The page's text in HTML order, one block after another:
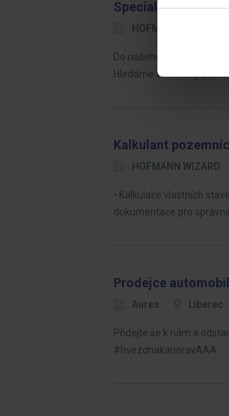
Specialista
HOFMANN WIZARD
Do našeho týmu
Hledáme technicky
Kalkulant
HOFMANN WIZARD
• Kalkulace vlastních
dokumentace pro
Prodejce
Aures Liberec
Přidejte se k nám a
#hvezdnakarieravAAA